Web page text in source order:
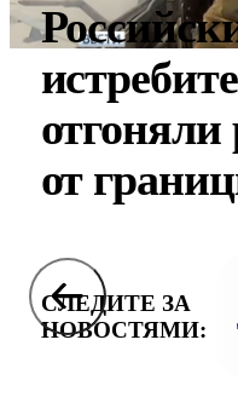
отгоняли
от
СЛЕДИТЕ ЗА
НОВОСТЯМИ: